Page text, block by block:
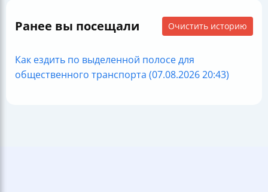
Ранее вы посещали Очистить историю
Как ездить по выделенной полосе для
общественного транспорта (07.08.2026 20:43)